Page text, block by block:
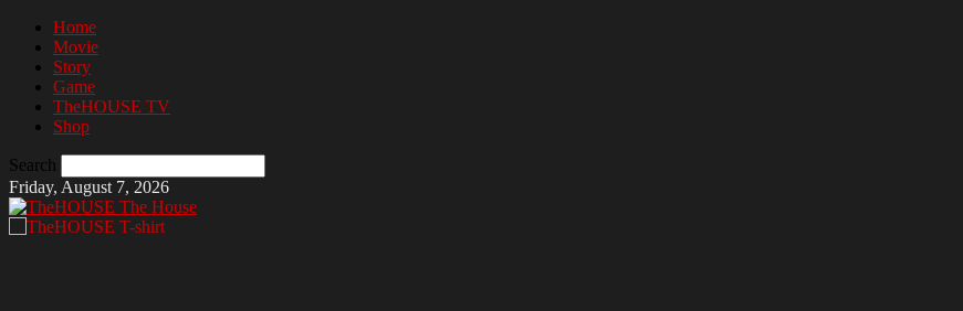
Home
Movie
Story
Game
TheHOUSE TV
Shop
Search
Friday, August 7, 2026
The House